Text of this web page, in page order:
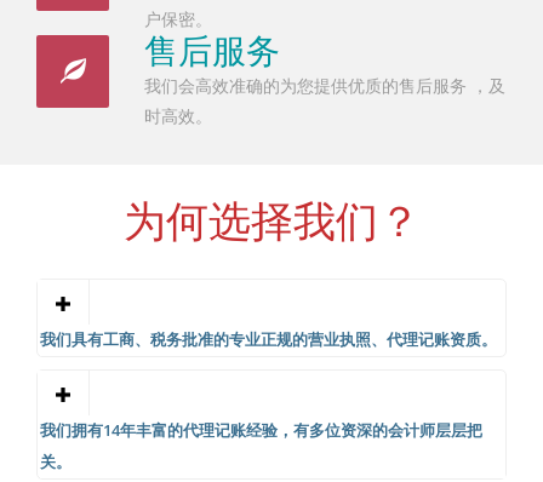
户保密。
售后服务
我们会高效准确的为您提供优质的售后服务 ，及
时高效。
为何选择我们？
我们具有工商、税务批准的专业正规的营业执照、代理记账资质。
我们拥有14年丰富的代理记账经验，有多位资深的会计师层层把
关。